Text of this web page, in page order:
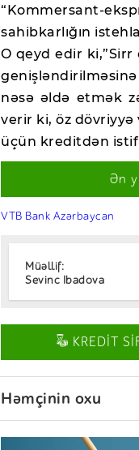
“Kommersant-
sahibkarlığın
O qeyd edir
nəsə əldə etmək
verir ki, öz
üçün kreditdən
Ən
VTB Bank Azərbaycan
Müəllif:
Sevinc Ibadova
KREDİT
Həmçinin oxu